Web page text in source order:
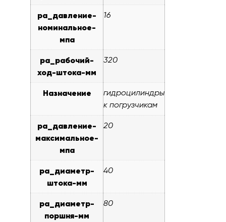
pa_давление-
номинальное-
мпа
16
pa_рабочий-
ход-штока-мм
320
Назначение
гидроцилиндры
к погрузчикам
pa_давление-
максимальное-
мпа
20
pa_диаметр-
штока-мм
40
pa_диаметр-
поршня-мм
80